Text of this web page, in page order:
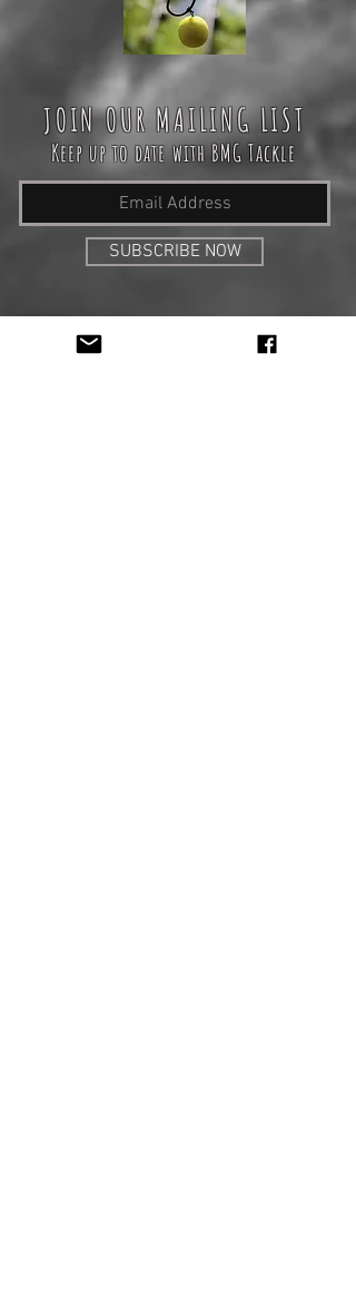
JOIN OUR MAILING LIST
Keep up to date with BMG Tackle
SUBSCRIBE NOW